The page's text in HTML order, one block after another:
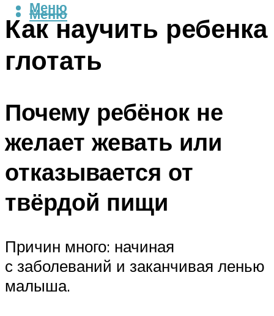
Меню
Меню
Как научить ребенка
глотать
Почему ребёнок не
желает жевать или
отказывается от
твёрдой пищи
Причин много: начиная
с заболеваний и заканчивая ленью
малыша.